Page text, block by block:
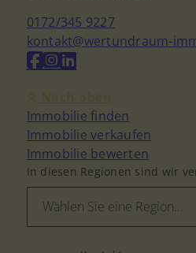
0172/345 9227
kontakt@wertundraum-
In diesen Regionen sind wir
Immobilie finden
Immobilie verkaufen
Immobilie bewerten